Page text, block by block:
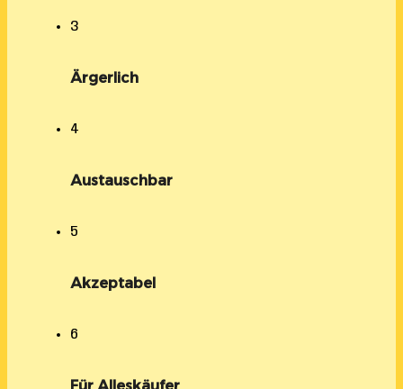
3
Ärgerlich
4
Austauschbar
5
Akzeptabel
6
Für Alleskäufer